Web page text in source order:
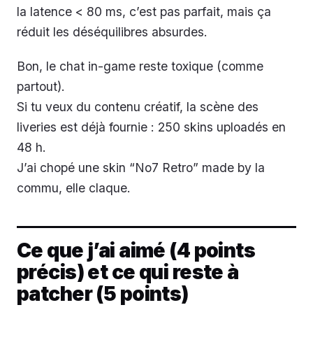
la latence < 80 ms, c’est pas parfait, mais ça
réduit les déséquilibres absurdes.
Bon, le chat in-game reste toxique (comme
partout).
Si tu veux du contenu créatif, la scène des
liveries est déjà fournie : 250 skins uploadés en
48 h.
J’ai chopé une skin “No7 Retro” made by la
commu, elle claque.
Ce que j’ai aimé (4 points
précis) et ce qui reste à
patcher (5 points)